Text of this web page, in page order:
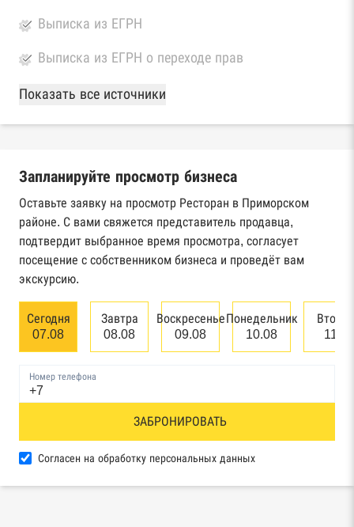
Выписка из ЕГРН
Выписка из ЕГРН о переходе прав
База Росстата
Реестры ЕГРЮЛ и ЕГРИП Федеральной
Реестр государственных контрактов
Федерального казначейства
Картотека арбитражных дел Высшего
арбитражного суда
Единый федеральный реестр сведений о
банкротстве юридических лиц
Реестр товарных знаков и знаков обслуживания
База исполнительного производства
Показать все источники
Запланируйте просмотр бизнеса
Оставьте заявку на просмотр Ресторан в Приморском
районе. С вами свяжется представитель продавца,
подтвердит выбранное время просмотра, согласует
посещение с собственником бизнеса и проведёт вам
экскурсию.
Сегодня
07.08
Завтра
08.08
Воскресенье
09.08
Понедельник
10.08
11.08
Номер телефона
ЗАБРОНИРОВАТЬ
Согласен на обработку персональных данных